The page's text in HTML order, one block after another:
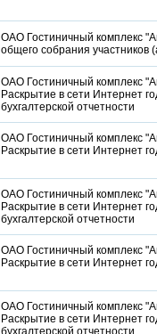
ОАО Гостиничный комплекс
общего собрания
ОАО Гостиничный комплекс
Раскрытие в сети Интернет
бухгалтерской отчетности
ОАО Гостиничный комплекс
Раскрытие в сети Интернет
ОАО Гостиничный комплекс
Раскрытие в сети Интернет
бухгалтерской отчетности
ОАО Гостиничный комплекс
Раскрытие в сети Интернет
ОАО Гостиничный комплекс
Раскрытие в сети Интернет
бухгалтерской отчетности